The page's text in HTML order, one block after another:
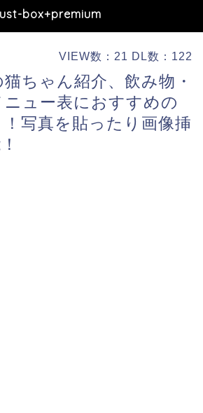
box+premium
VIEW数：21 DL数：122
ちゃん紹介、飲み物・
ュー表におすすめの
写真を貼ったり画像挿